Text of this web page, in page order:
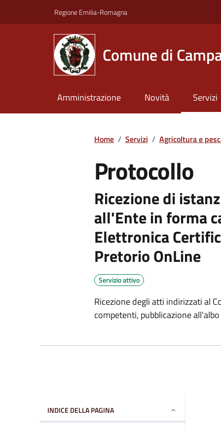
Regione Emilia-Romagna
Comune di
Amministrazione Novità Servizi
Home / Servizi / Agricoltura e
Protocollo
Ricezione di
all'Ente in forma
Elettronica
Pretorio OnLine
Servizio attivo
Ricezione degli atti indirizzati al
competenti, pubblicazione
INDICE DELLA PAGINA